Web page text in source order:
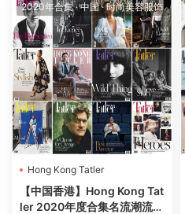
2020年合集·中国·时尚美容服饰
Hong Kong Tatler
【中国香港】Hong Kong Tat
ler 2020年度合集名流潮流时